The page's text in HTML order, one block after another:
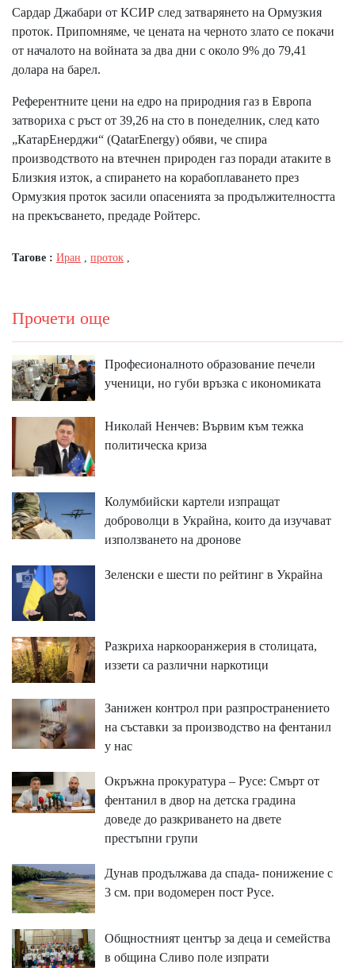
Сардар Джабари от КСИР след затварянето на Ормузкия
проток. Припомняме, че цената на черното злато се покачи
от началото на войната за два дни с около 9% до 79,41
долара на барел.
Референтните цени на едро на природния газ в Европа
затвориха с ръст от 39,26 на сто в понеделник, след като
„КатарЕнерджи“ (QatarEnergy) обяви, че спира
производството на втечнен природен газ поради атаките в
Близкия изток, а спирането на корабоплаването през
Ормузкия проток засили опасенията за продължителността
на прекъсването, предаде Ройтерс.
Тагове : Иран проток
Прочети още
Професионалното образование печели
ученици, но губи връзка с икономиката
Николай Ненчев: Вървим към тежка
политическа криза
Колумбийски картели изпращат
доброволци в Украйна, които да изучават
използването на дронове
Зеленски е шести по рейтинг в Украйна
Разкриха наркооранжерия в столицата,
иззети са различни наркотици
Занижен контрол при разпространението
на съставки за производство на фентанил
у нас
Окръжна прокуратура – Русе: Смърт от
фентанил в двор на детска градина
доведе до разкриването на двете
престъпни групи
Дунав продължава да спада- понижение с
3 см. при водомерен пост Русе.
Общностният център за деца и семейства
в община Сливо поле изпрати